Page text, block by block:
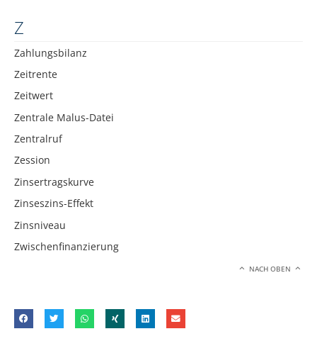
Z
Zahlungsbilanz
Zeitrente
Zeitwert
Zentrale Malus-Datei
Zentralruf
Zession
Zinsertragskurve
Zinseszins-Effekt
Zinsniveau
Zwischenfinanzierung
NACH OBEN